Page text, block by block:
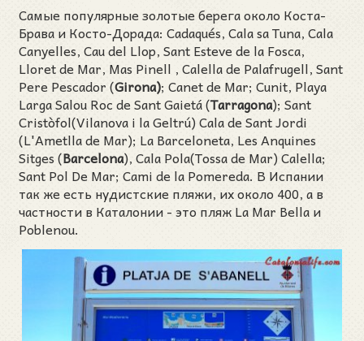
Самые популярные золотые берега около Коста-
Брава и Косто-Дорада: Cadaqués, Cala sa Tuna, Cala
Canyelles, Cau del Llop, Sant Esteve de la Fosca,
Lloret de Mar, Mas Pinell , Calella de Palafrugell, Sant
Pere Pescador (Girona); Canet de Mar; Cunit, Playa
Larga Salou Roc de Sant Gaietá (Tarragona); Sant
Cristòfol(Vilanova i la Geltrú) Cala de Sant Jordi
(L'Ametlla de Mar); La Barceloneta, Les Anquines
Sitges (Barcelona), Cala Pola(Tossa de Mar) Calella;
Sant Pol De Mar; Cami de la Pomereda. В Испании
так же есть нудистские пляжи, их около 400, а в
частности в Каталонии - это пляж La Mar Bella и
Poblenou.